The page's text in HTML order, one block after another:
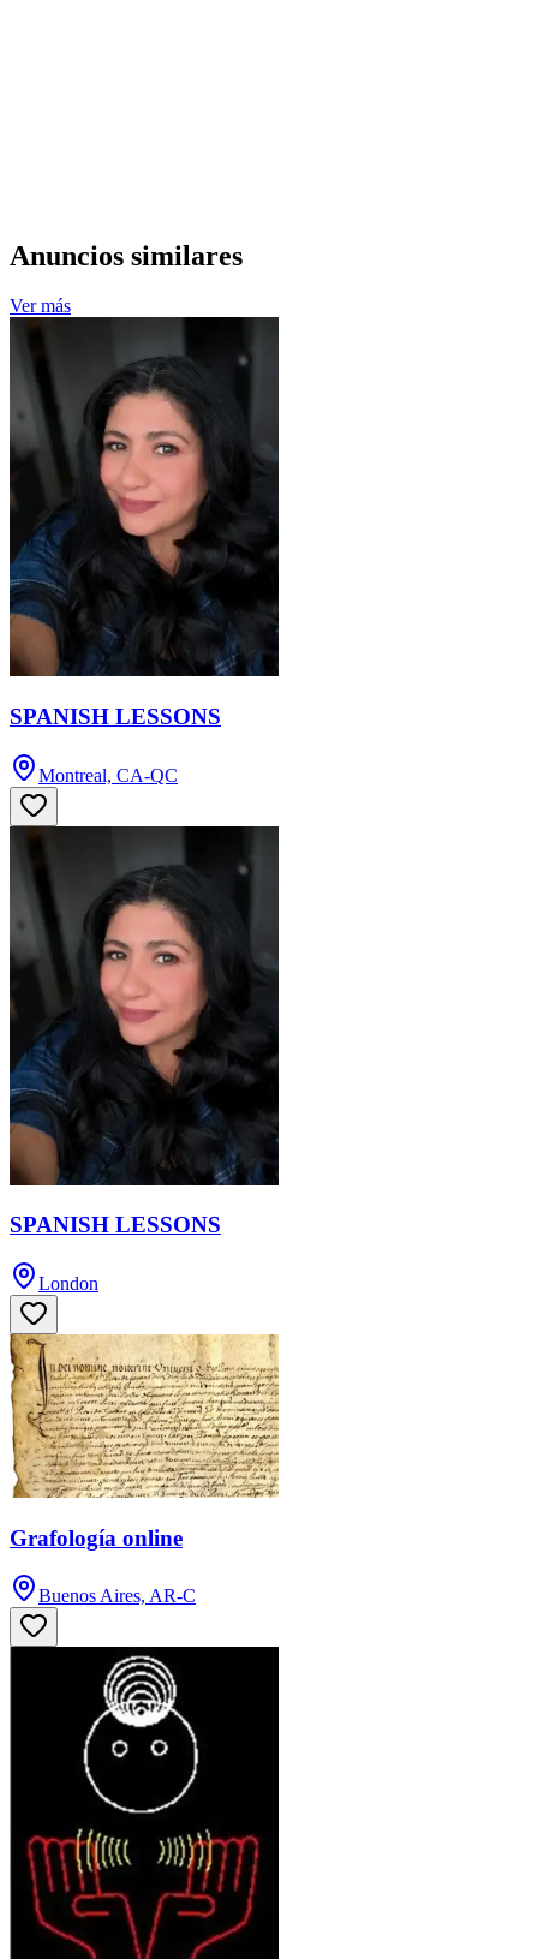
Anuncios similares
Ver más
SPANISH LESSONS
Montreal, CA-QC
SPANISH LESSONS
London
Grafología online
Buenos Aires, AR-C